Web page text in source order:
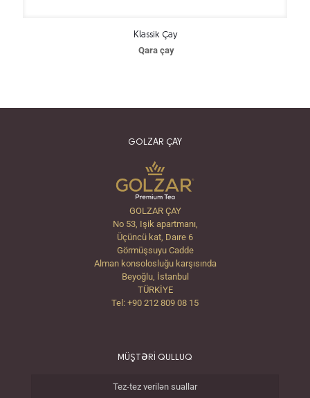
Klassik Çay
Qara çay
GOLZAR ÇAY
GOLZAR ÇAY
No 53, Işik apartmanı,
Üçüncü kat, Daıre 6
Görmüşsuyu Cadde
Alman konsolosluğu karşısında
Beyoğlu, İstanbul
TÜRKİYE
Tel: +90 212 809 08 15
MÜŞTƏRİ QULLUQ
Tez-tez verilən suallar